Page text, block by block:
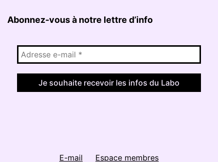
Abonnez-vous à notre lettre d’info
E-mail Espace membres